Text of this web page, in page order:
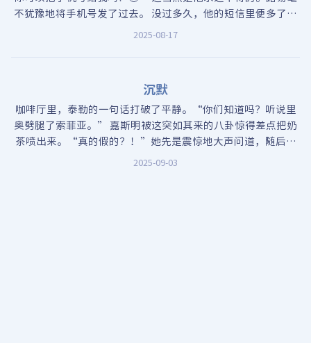
不犹豫地将手机号发了过去。 没过多久，他的短信里便多了一
条新消息：“嗨，这里是莉莉亚。” 路易靠在咖啡厅的沙发
2025-08-17
沉默
咖啡厅里，泰勒的一句话打破了平静。“你们知道吗？听说里
奥劈腿了索菲亚。” 嘉斯明被这突如其来的八卦惊得差点把奶
茶喷出来。“真的假的？！”她先是震惊地大声问道，随后意
识到是在公共场合，又压低了声音，“那两个人的感情不是好
2025-09-03